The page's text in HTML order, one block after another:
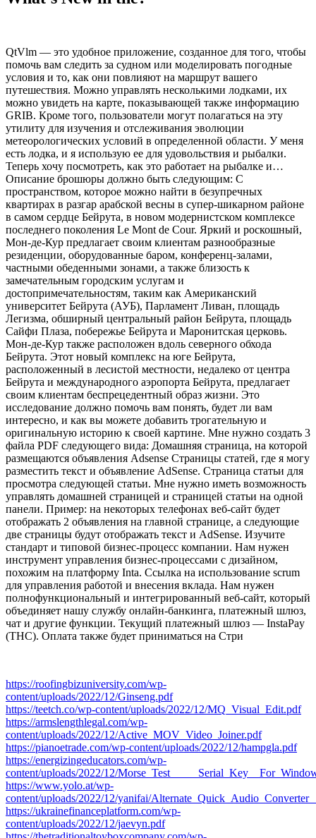
QtVlm — это удобное приложение, созданное для того, чтобы
помочь вам следить за судном или моделировать погодные
условия и то, как они повлияют на маршрут вашего
путешествия. Можно управлять несколькими лодками, их
можно увидеть на карте, показывающей также информацию
GRIB. Кроме того, пользователи могут полагаться на эту
утилиту для изучения и отслеживания эволюции
метеорологических условий в определенной области. У меня
есть лодка, и я использую ее для удовольствия и рыбалки.
Теперь хочу посмотреть, как это работает на рыбалке и…
Описание брошюры должно быть следующим: С
пространством, которое можно найти в безупречных
квартирах в разгар арабской весны в супер-шикарном районе
в самом сердце Бейрута, в новом модернистском комплексе
последнего поколения Le Mont de Cour. Яркий и роскошный,
Мон-де-Кур предлагает своим клиентам разнообразные
резиденции, оборудованные баром, конференц-залами,
частными обеденными зонами, а также близость к
замечательным городским услугам и
достопримечательностям, таким как Американский
университет Бейрута (АУБ), Парламент Ливан, площадь
Легизма, обширный центральный район Бейрута, площадь
Сайфи Плаза, побережье Бейрута и Маронитская церковь.
Мон-де-Кур также расположен вдоль северного обхода
Бейрута. Этот новый комплекс на юге Бейрута,
расположенный в лесистой местности, недалеко от центра
Бейрута и международного аэропорта Бейрута, предлагает
своим клиентам беспрецедентный образ жизни. Это
исследование должно помочь вам понять, будет ли вам
интересно, и как вы можете добавить трогательную и
оригинальную историю к своей картине. Мне нужно создать 3
файла PDF следующего вида: Домашняя страница, на которой
размещаются объявления Adsense Страницы статей, где я могу
разместить текст и объявление AdSense. Страница статьи для
просмотра следующей статьи. Мне нужно иметь возможность
управлять домашней страницей и страницей статьи на одной
панели. Пример: на некоторых телефонах веб-сайт будет
отображать 2 объявления на главной странице, а следующие
две страницы будут отображать текст и AdSense. Изучите
стандарт и типовой бизнес-процесс компании. Нам нужен
инструмент управления бизнес-процессами с дизайном,
похожим на платформу Inta. Ссылка на использование scrum
для управления работой и внесения вклада. Нам нужен
полнофункциональный и интегрированный веб-сайт, который
объединяет нашу службу онлайн-банкинга, платежный шлюз,
чат и другие функции. Текущий платежный шлюз — InstaPay
(THC). Оплата также будет приниматься на Стри
https://roofingbizuniversity.com/wp-
content/uploads/2022/12/Ginseng.pdf
https://teetch.co/wp-content/uploads/2022/12/MQ_Visual_Edit.pdf
https://armslengthlegal.com/wp-
content/uploads/2022/12/Active_MOV_Video_Joiner.pdf
https://pianoetrade.com/wp-content/uploads/2022/12/hampgla.pdf
https://energizingeducators.com/wp-
content/uploads/2022/12/
https://www.yolo.at/wp-
content/uploads/2022/12/yanifai/
https://ukrainefinanceplatform.com/wp-
content/uploads/2022/12/jaevyn.pdf